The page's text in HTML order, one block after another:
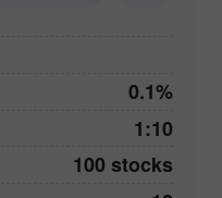
0.1%
1:10
100 stocks